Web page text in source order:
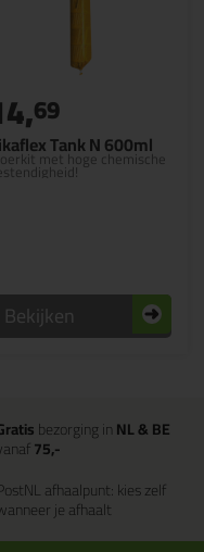
Tank N 600ml
met hoge chemische
69
Bekijken
bezorging inNL & BE
75,-
afhaalpunt: kies zelf
je afhaalt